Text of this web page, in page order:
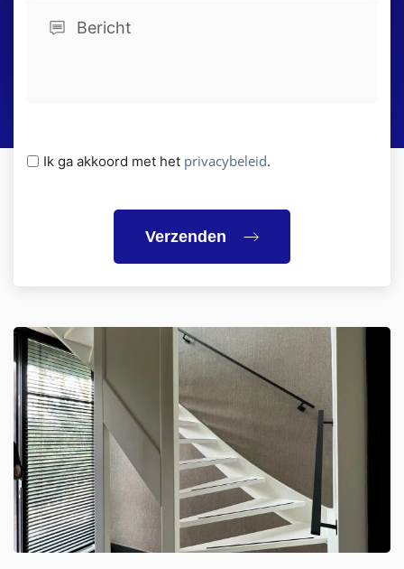
(Vereist)
(Vereist)
Ik ga akkoord met het privacybeleid.